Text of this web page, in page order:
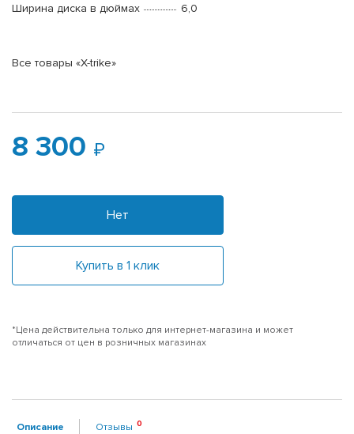
Ширина диска в дюймах
6,0
Все товары «X-trike»
8 300
Нет
Купить в 1 клик
*Цена действительна только для интернет-магазина и может
отличаться от цен в розничных магазинах
Описание Отзывы